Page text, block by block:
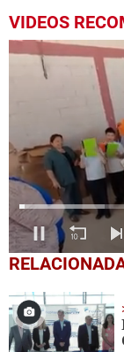
VIDEOS
0
seconds
1
minute,
56
seconds